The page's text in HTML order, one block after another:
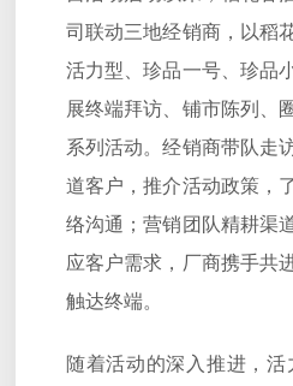
司联动三地经销商，以稻
活力型、珍品一号、珍品
展终端拜访、铺市陈列、
系列活动。经销商带队走
道客户，推介活动政策，
络沟通；营销团队精耕渠
应客户需求，厂商携手共
触达终端。
随着活动的深入推进，活